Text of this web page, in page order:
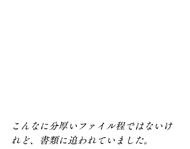
こんなに分厚いファイル程ではないけ
れど、書類に追われていました。